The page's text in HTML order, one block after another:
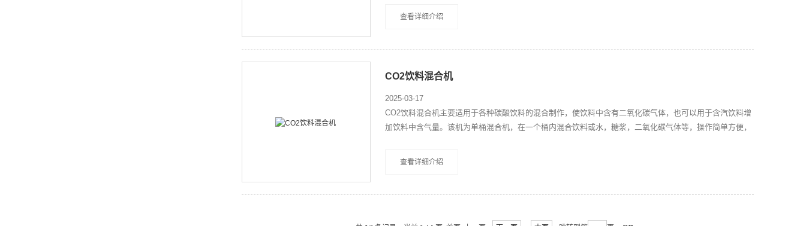
查看详细介绍
CO2饮料混合机
2025-03-17
CO2饮料混合机主要适用于各种碳酸饮料的混合制作，使饮料中含有二氧化碳气体，也可以用于含汽饮料增
加饮料中含气量。该机为单桶混合机，在一个桶内混合饮料或水，糖浆，二氧化碳气体等，操作简单方便，
查看详细介绍